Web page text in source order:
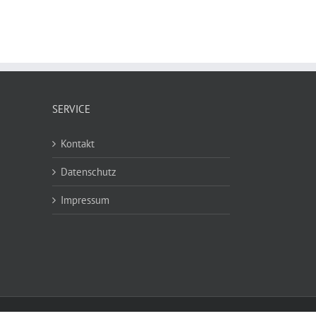
SERVICE
Kontakt
Datenschutz
Impressum